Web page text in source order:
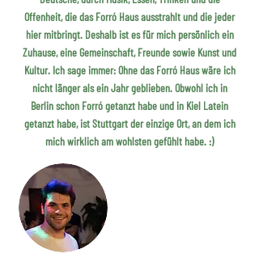
Offenheit, die das Forró Haus ausstrahlt und die jeder
hier mitbringt. Deshalb ist es für mich persönlich ein
Zuhause, eine Gemeinschaft, Freunde sowie Kunst und
Kultur. Ich sage immer: Ohne das Forró Haus wäre ich
nicht länger als ein Jahr geblieben. Obwohl ich in
Berlin schon Forró getanzt habe und in Kiel Latein
getanzt habe, ist Stuttgart der einzige Ort, an dem ich
mich wirklich am wohlsten gefühlt habe. :)